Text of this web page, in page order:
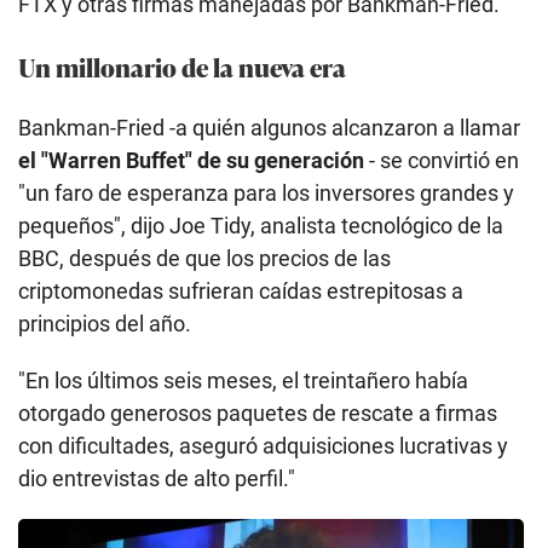
Un millonario de la nueva era
Bankman-Fried -a quién algunos alcanzaron a llamar
el "Warren Buffet" de su generación- se convirtió en
"un faro de esperanza para los inversores grandes y
pequeños", dijo Joe Tidy, analista tecnológico de la
BBC, después de que los precios de las
criptomonedas sufrieran caídas estrepitosas a
principios del año.
"En los últimos seis meses, el treintañero había
otorgado generosos paquetes de rescate a firmas
con dificultades, aseguró adquisiciones lucrativas y
dio entrevistas de alto perfil."